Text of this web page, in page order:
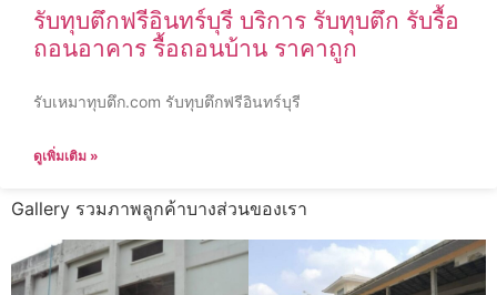
รับทุบตึกฟรีอินทร์บุรี บริการ รับทุบตึก รับรื้อ
ถอนอาคาร รื้อถอนบ้าน ราคาถูก
รับเหมาทุบตึก.com รับทุบตึกฟรีอินทร์บุรี
ดูเพิ่มเติม »
Gallery รวมภาพลูกค้าบางส่วนของเรา